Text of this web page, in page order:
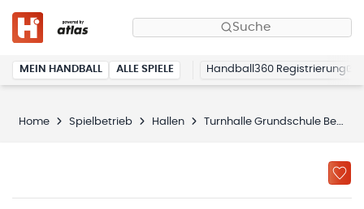
Suche
MEIN HANDBALL ALLE SPIELE Handball360 Registrierung
Home Spielbetrieb Hallen Turnhalle Grundschule Benhausen-Thune